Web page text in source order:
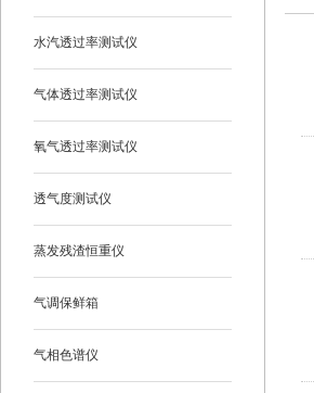
水汽透过率测试仪
气体透过率测试仪
氧气透过率测试仪
透气度测试仪
蒸发残渣恒重仪
气调保鲜箱
气相色谱仪